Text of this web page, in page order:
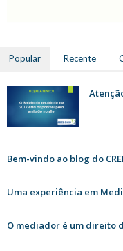
Popular Recente
Bem-vindo ao blog do
Uma experiência em
O mediador é um direito